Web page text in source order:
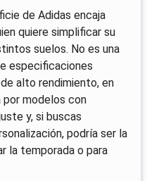
de Adidas encaja
quiere simplificar su
suelos. No es una
especificaciones
alto rendimiento, en
por modelos con
y, si buscas
podría ser la
la temporada o para